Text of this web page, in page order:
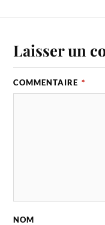
Laisser un
COMMENTAIRE *
NOM